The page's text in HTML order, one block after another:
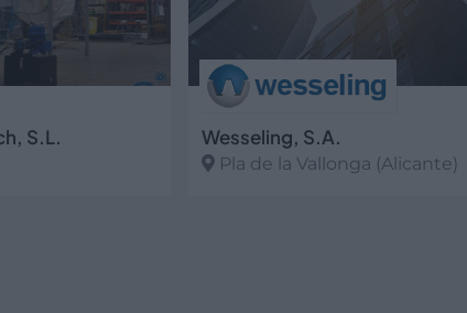
S.L. Wesseling, S.A.
Pla de la Vallonga (Alicante)